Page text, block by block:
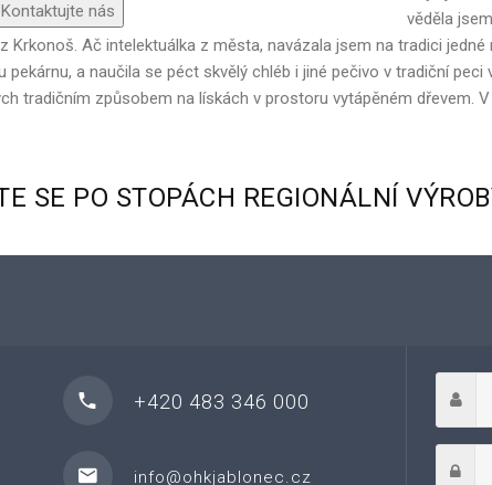
Kontaktujte nás
věděla
Krkonoš. Ač intelektuálka z města, navázala jsem na tradici
a naučila se péct skvělý chléb i jiné pečivo v tradiční
tradičním způsobem na lískách v prostoru vytápěném dřevem.
SE PO STOPÁCH REGIONÁLNÍ
+420 483 346 000
info@ohkjablonec.cz